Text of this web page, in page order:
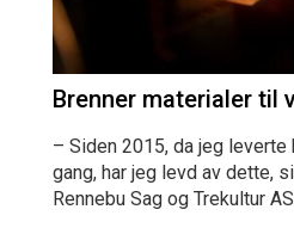
Brenner materialer til
– Siden 2015, da jeg
gang, har jeg levd av dette,
Rennebu Sag og Trekultur